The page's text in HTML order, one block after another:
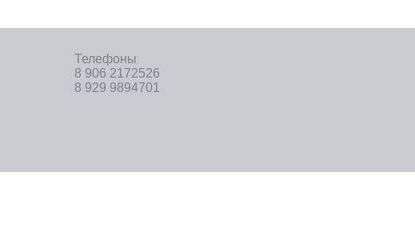
Телефоны
8 906 2172526
8 929 9894701